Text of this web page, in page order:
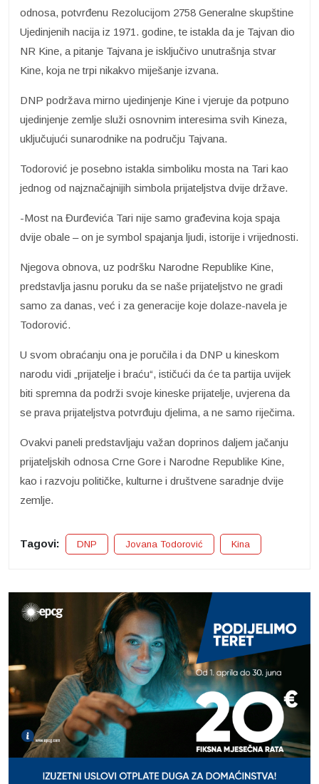
odnosa, potvrđenu Rezolucijom 2758 Generalne skupštine
Ujedinjenih nacija iz 1971. godine, te istakla da je Tajvan dio
NR Kine, a pitanje Tajvana je isključivo unutrašnja stvar
Kine, koja ne trpi nikakvo miješanje izvana.
DNP podržava mirno ujedinjenje Kine i vjeruje da potpuno
ujedinjenje zemlje služi osnovnim interesima svih Kineza,
uključujući sunarodnike na području Tajvana.
Todorović je posebno istakla simboliku mosta na Tari kao
jednog od najznačajnijih simbola prijateljstva dvije države.
-Most na Đurđevića Tari nije samo građevina koja spaja
dvije obale – on je symbol spajanja ljudi, istorije i vrijednosti.
Njegova obnova, uz podršku Narodne Republike Kine,
predstavlja jasnu poruku da se naše prijateljstvo ne gradi
samo za danas, već i za generacije koje dolaze-navela je
Todorović.
U svom obraćanju ona je poručila i da DNP u kineskom
narodu vidi „prijatelje i braću“, ističući da će ta partija uvijek
biti spremna da podrži svoje kineske prijatelje, uvjerena da
se prava prijateljstva potvrđuju djelima, a ne samo riječima.
Ovakvi paneli predstavljaju važan doprinos daljem jačanju
prijateljskih odnosa Crne Gore i Narodne Republike Kine,
kao i razvoju političke, kulturne i društvene saradnje dvije
zemlje.
Tagovi: DNP Jovana Todorović Kina